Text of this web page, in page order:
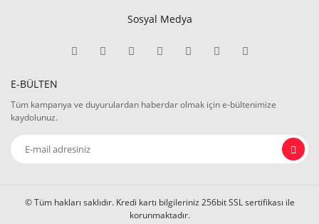
Sosyal Medya
E-BÜLTEN
Tüm kampanya ve duyurulardan haberdar olmak için e-bültenimize
kaydolunuz.
© Tüm hakları saklıdır. Kredi kartı bilgileriniz 256bit SSL sertifikası ile
korunmaktadır.